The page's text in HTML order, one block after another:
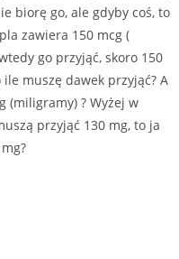
biorę go, ale gdyby coś, to
zawiera 150 mcg (
go przyjąć, skoro 150
muszę dawek przyjąć? A
(miligramy) ? Wyżej w
przyjąć 130 mg, to ja